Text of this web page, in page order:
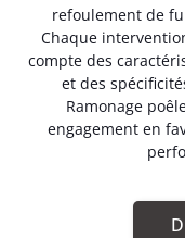
refoulement de
Chaque
compte des
et des
Ramonage
engagement en